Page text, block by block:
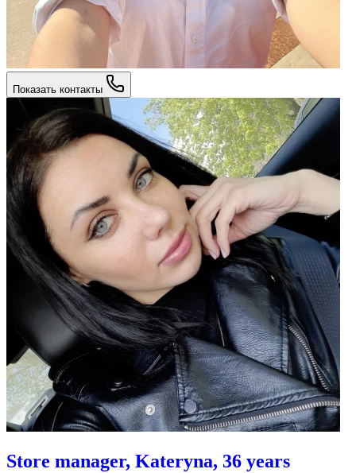
Показать контакты
Store manager, Kateryna, 36 years